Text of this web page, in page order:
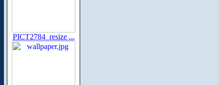
PICT2784_resize ...